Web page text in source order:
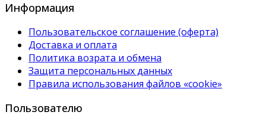
Информация
Пользовательское соглашение (оферта)
Доставка и оплата
Политика возрата и обмена
Защита персональных данных
Правила использования файлов «cookie»
Пользователю